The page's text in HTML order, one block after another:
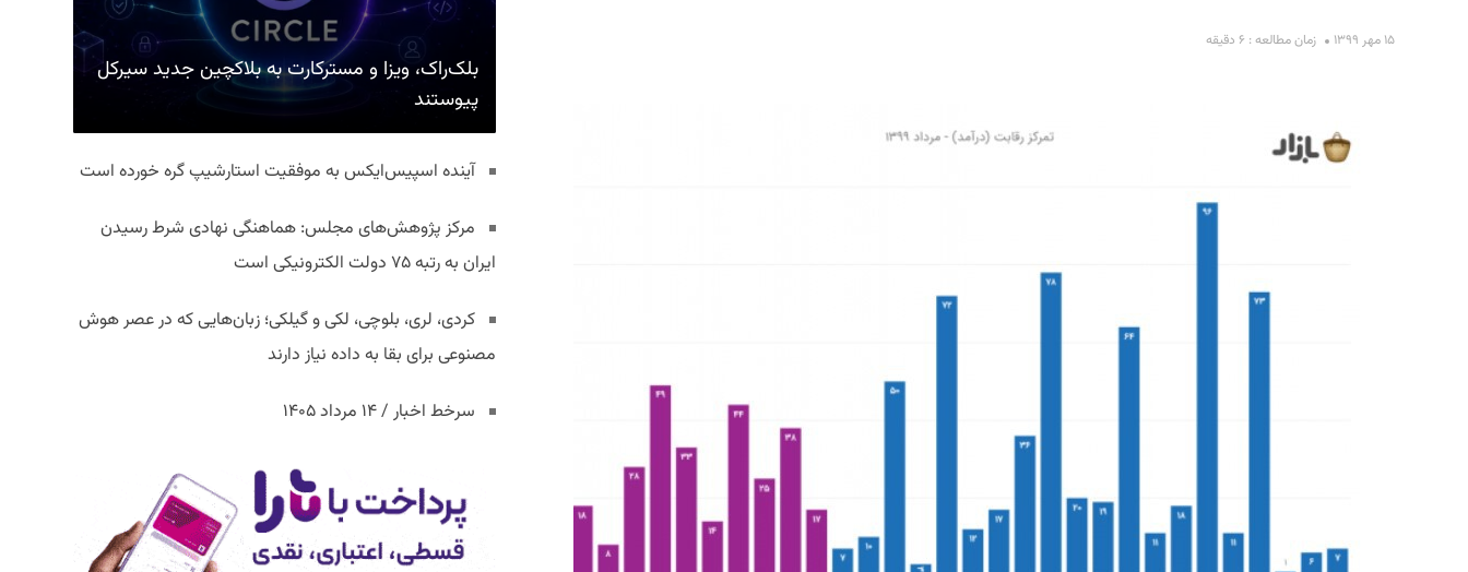
۱۵ مهر ۱۳۹۹ زمان مطالعه : ۶ دقیقه
بلک‌راک، ویزا و مسترکارت به بلاکچین جدید سیرکل
پیوستند
آینده اسپیس‌ایکس به موفقیت استارشیپ گره خورده است
مرکز پژوهش‌های مجلس: هماهنگی نهادی شرط رسیدن
ایران به رتبه ۷۵ دولت الکترونیکی است
کردی، لری، بلوچی، لکی و گیلکی؛ زبان‌هایی که در عصر هوش
مصنوعی برای بقا به داده نیاز دارند
سرخط اخبار / ۱۴ مرداد ۱۴۰۵